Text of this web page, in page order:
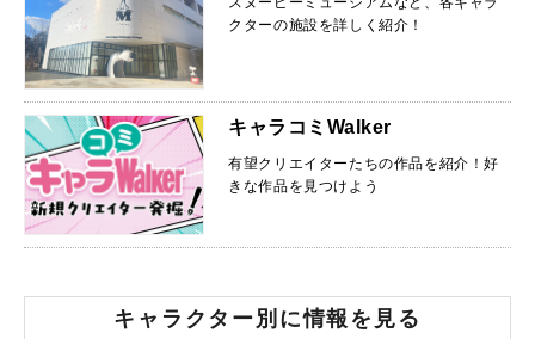
クターの施設を詳しく紹介！
キャラコミWalker
有望クリエイターたちの作品を紹介！好
きな作品を見つけよう
キャラクター別に情報を見る